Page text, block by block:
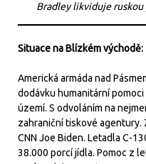
Bradley likviduje
Situace na Blízkém východě:
Americká armáda nad
dodávku humanitární
území. S odvoláním na
zahraniční tiskové agentury.
CNN Joe Biden. Letadla C-
38.000 porcí jídla. Pomoc z